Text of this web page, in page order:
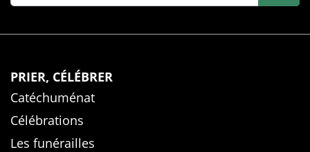
PRIER, CÉLÉBRER
Catéchuménat
Célébrations
Les funérailles